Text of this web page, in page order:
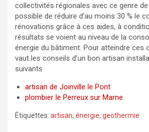
collectivités régionales avec ce genre
possible de réduire d’au moins 30 % le
rénovations grâce à ces aides, à
résultats se voient au niveau de la
énergie du bâtiment. Pour atteindre ces
vaut les conseils d’un bon artisan
suivants
artisan de Joinville le Pont
plombier le Perreux sur Marne
Étiquettes: artisan, énergie, geothermie